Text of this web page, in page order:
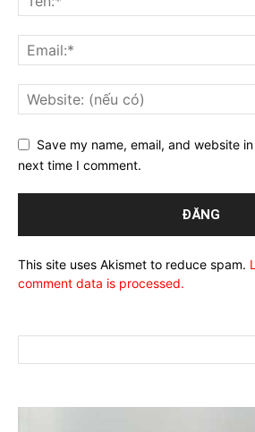
Save my name, email, and website
next time I comment.
This site uses Akismet to reduce spam.
comment data is processed.